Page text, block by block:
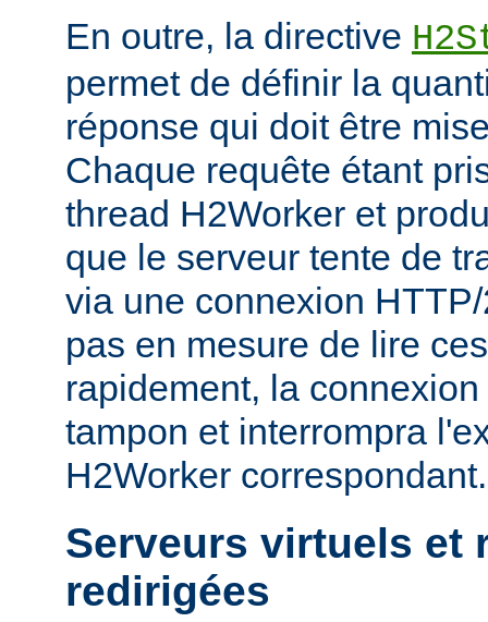
En outre, la directive
permet de définir la
réponse qui doit être
Chaque requête étant
thread H2Worker et
que le serveur tente de
via une connexion
pas en mesure de lire
rapidement, la
tampon et interrompra
H2Worker correspondant.
Serveurs virtuels et
redirigées